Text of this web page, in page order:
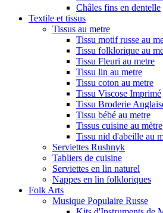
Châles fins en dentelle
Textile et tissus
Tissus au metre
Tissu motif russe au
Tissu folklorique au
Tissu Fleuri au metre
Tissu lin au metre
Tissu coton au metre
Tissu Viscose Imprimé
Tissu Broderie
Tissu bébé au metre
Tissus cuisine au mètre
Tissu nid d'abeille au
Serviettes Rushnyk
Tabliers de cuisine
Serviettes en lin naturel
Nappes en lin folkloriques
Folk Arts
Musique Populaire Russe